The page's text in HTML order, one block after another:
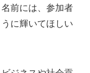
名前には、参加者
に輝いてほしい